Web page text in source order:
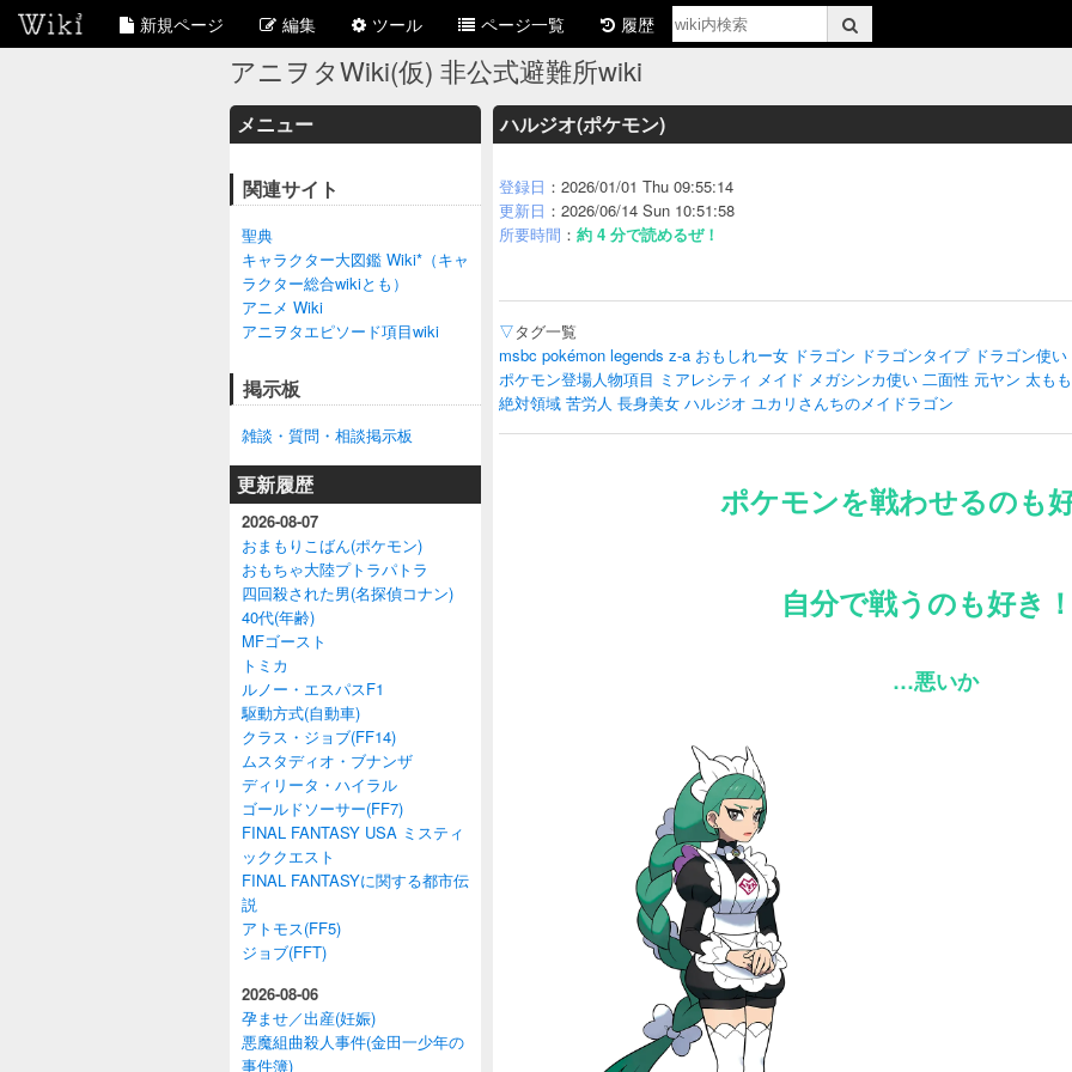
新規ページ 編集 ツール ページ一覧 履歴
アニヲタWiki(仮) 非公式避難所wiki
メニュー
関連サイト
聖典
キャラクター大図鑑 Wiki*（キャ
ラクター総合wikiとも）
アニメ Wiki
アニヲタエピソード項目wiki
掲示板
雑談・質問・相談掲示板
更新履歴
2026-08-07
おまもりこばん(ポケモン)
おもちゃ大陸プトラパトラ
四回殺された男(名探偵コナン)
40代(年齢)
MFゴースト
トミカ
ルノー・エスパスF1
駆動方式(自動車)
クラス・ジョブ(FF14)
ムスタディオ・ブナンザ
ディリータ・ハイラル
ゴールドソーサー(FF7)
FINAL FANTASY USA ミスティ
ッククエスト
FINAL FANTASYに関する都市伝
説
アトモス(FF5)
ジョブ(FFT)
2026-08-06
孕ませ／出産(妊娠)
悪魔組曲殺人事件(金田一少年の
事件簿)
ハルジオ(ポケモン)
登録日 ：2026/01/01 Thu 09:55:14
更新日 ：2026/06/14 Sun 10:51:58
所要時間 ： 約 4 分で読めるぜ！
▽タグ一覧
msbc pokémon legends z-a おもしれー女 ドラゴン ドラゴンタイプ ドラゴン使い
ポケモン登場人物項目 ミアレシティ メイド メガシンカ使い 二面性 元ヤン 太もも
絶対領域 苦労人 長身美女 ハルジオ ユカリさんちのメイドラゴン
ポケモンを戦わせるのも
自分で戦うのも好き
…悪いか